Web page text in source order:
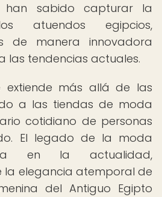
han sabido capturar la
atuendos egipcios,
de manera innovadora
tendencias actuales.
extiende más allá de las
a las tiendas de moda
cotidiano de personas
El legado de la moda
en la actualidad,
la elegancia atemporal de
del Antiguo Egipto